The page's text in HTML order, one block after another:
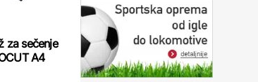
za sečenje
A4